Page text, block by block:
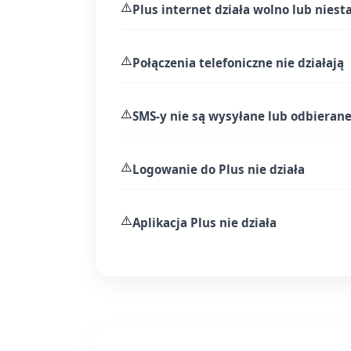
⚠️Plus internet działa wolno lub
⚠️Połączenia telefoniczne nie działają
⚠️SMS-y nie są wysyłane lub odbierane
⚠️Logowanie do Plus nie działa
⚠️Aplikacja Plus nie działa